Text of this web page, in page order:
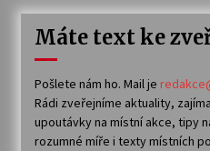
Máte text ke
Pošlete nám ho. Mail je
Rádi zveřejníme aktuality,
upoutávky na místní akce, tipy
rozumné míře i texty místních